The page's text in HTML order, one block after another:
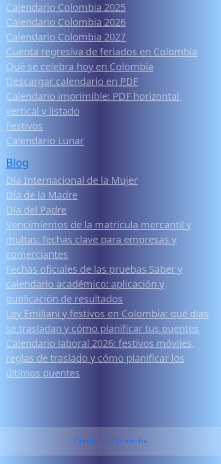
Calendario Colombia 2025
Calendario Colombia 2026
Calendario Colombia 2027
Cuenta regresiva de feriados en Colombia
Qué se celebra hoy en Colombia
Descargar calendario en PDF
Calendario imprimible: PDF horizontal,
vertical y listado
Festivos
Calendario Lunar
Blog
Día Internacional de la Mujer
Día de la Madre
Día del Padre
Vencimientos de la matrícula mercantil y
multas: fechas clave para empresas y
comerciantes
Fechas oficiales de las pruebas Saber y
calendario académico: aplicación y
publicación de resultados
Ley Emiliani y festivos en Colombia: qué días
se trasladan y cómo planificar tus puentes
Calendario laboral 2026: festivos móviles,
reglas de traslado y cómo planificar los
últimos puentes
Calendario 2026 Colombia